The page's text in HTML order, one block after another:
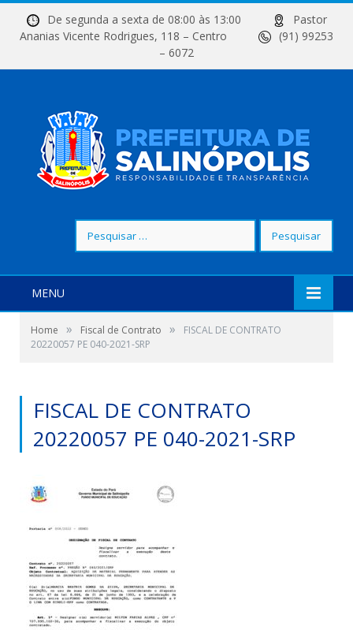
De segunda a sexta de 08:00 às 13:00
Pastor
Ananias Vicente Rodrigues, 118 – Centro
(91) 99253
– 6072
por:
MENU
Home » Fiscal de Contrato »
FISCAL DE CONTRATO
20220057 PE 040-2021-SRP
FISCAL DE CONTRATO
20220057 PE 040-2021-SRP